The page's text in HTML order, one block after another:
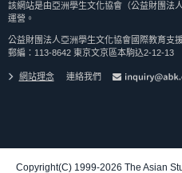
該網站是由亞洲學生文化協會（公益財團法
運營。
公益財團法人亞洲學生文化協會國際教育支
郵編：113-8642 東京文京區本駒込2-12-13
網站理念 連絡我們
Copyright(C) 1999-2026 The Asian